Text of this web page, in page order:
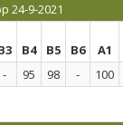
24-9-2021
B4 B5 B6 A1
- 95 98 - 100